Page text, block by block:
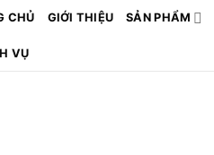
CHỦ GIỚI THIỆU SẢN PHẨM
VỤ